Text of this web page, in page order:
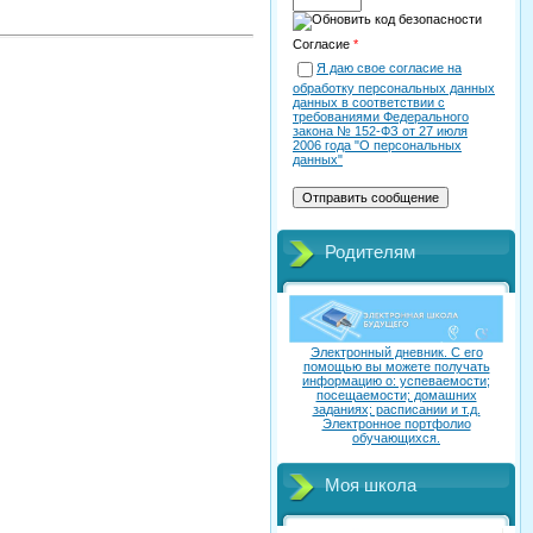
Согласие *
Я даю свое согласие на
обработку персональных данных
данных в соответствии с
требованиями Федерального
закона № 152-ФЗ от 27 июля
2006 года "О персональных
данных"
Родителям
Электронный дневник. C его
помощью вы можете получать
информацию о: успеваемости;
посещаемости; домашних
заданиях; расписании и т.д.
Электронное портфолио
обучающихся.
Моя школа